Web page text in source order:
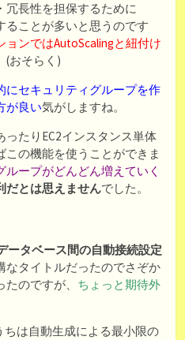
冗長性を担保するために
ることが多いと思うのです
ンではAutoScalingと紐付け
(おそらく)
にセキュリティグループを作
が良い気がしますね。
たりEC2インスタンス単体
の機能を使うことができま
ープがどんどん増えていく
だとは思えませんでした。
ータベース間の自動接続設定
なタイトルだったのでさぞか
のですが、 ちょっと期待外
ちは自動生成による最小限の